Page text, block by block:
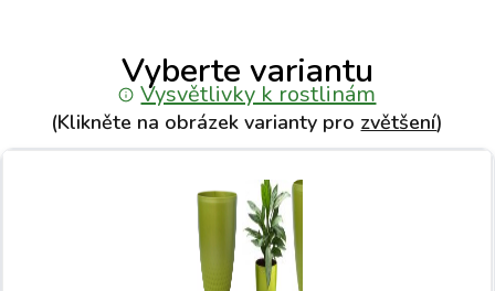
Vyberte variantu
Vysvětlivky k rostlinám
(Klikněte na obrázek varianty pro zvětšení)